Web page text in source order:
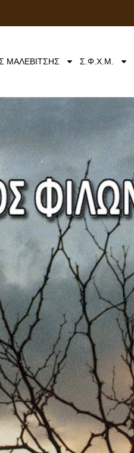
ΜΑΛΕΒΙΤΣΗΣ Σ.Φ.Χ.Μ.